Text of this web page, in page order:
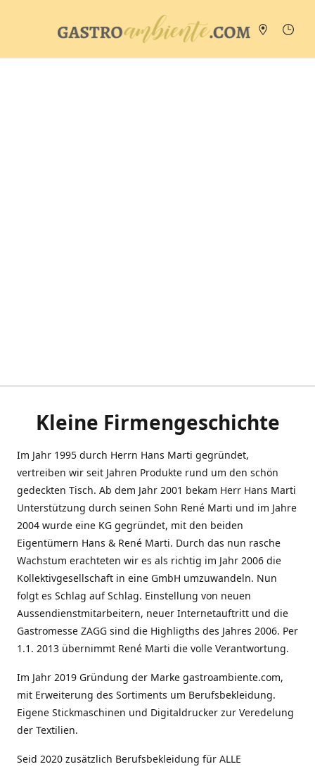
Kleine Firmengeschichte
Im Jahr 1995 durch Herrn Hans Marti gegründet,
vertreiben wir seit Jahren Produkte rund um den schön
gedeckten Tisch. Ab dem Jahr 2001 bekam Herr Hans Marti
Unterstützung durch seinen Sohn René Marti und im Jahre
2004 wurde eine KG gegründet, mit den beiden
Eigentümern Hans & René Marti. Durch das nun rasche
Wachstum erachteten wir es als richtig im Jahr 2006 die
Kollektivgesellschaft in eine GmbH umzuwandeln. Nun
folgt es Schlag auf Schlag. Einstellung von neuen
Aussendienstmitarbeitern, neuer Internetauftritt und die
Gastromesse ZAGG sind die Highligths des Jahres 2006. Per
1.1. 2013 übernimmt René Marti die volle Verantwortung.
Im Jahr 2019 Gründung der Marke gastroambiente.com,
mit Erweiterung des Sortiments um Berufsbekleidung.
Eigene Stickmaschinen und Digitaldrucker zur Veredelung
der Textilien.
Seid 2020 zusätzlich Berufsbekleidung für ALLE